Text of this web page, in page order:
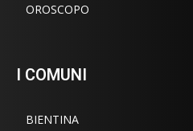
OROSCOPO
I COMUNI
BIENTINA